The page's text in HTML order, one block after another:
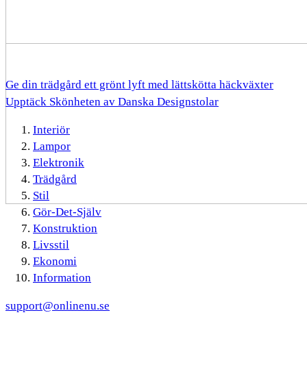
Ge din trädgård ett grönt lyft med lättskötta häckväxter
Upptäck Skönheten av Danska Designstolar
Interiör
Lampor
Elektronik
Trädgård
Stil
Gör-Det-Själv
Konstruktion
Livsstil
Ekonomi
Information
support@onlinenu.se